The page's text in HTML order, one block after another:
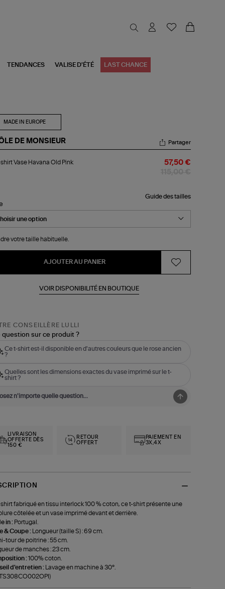
TENDANCES VALISE D'ÉTÉ LAST CHANCE
MADE IN EUROPE
DE MONSIEUR Partager
Vase Havana Old Pink 57,50 €
Guide des tailles
votre taille habituelle.
AJOUTER AU PANIER
VOIR DISPONIBILITÉ EN BOUTIQUE
CONSEILLÈRE LULLI
question sur ce produit ?
Ce t-shirt est-il disponible en d'autres couleurs que le rose ancien
?
Quelles sont les dimensions exactes du vase imprimé sur le t-
shirt ?
LIVRAISON
OFFERTE DÈS
150 €
RETOUR
OFFERT
PAIEMENT EN
3X,4X
fabriqué en tissu interlock 100 % coton, ce t-shirt présente une
côtelée et un vase imprimé devant et derrière.
in : Portugal.
& Coupe :
Longueur (taille S) : 69 cm.
tour de poitrine : 55 cm.
de manches : 23 cm.
:100% coton.
d'entretien :
Lavage en machine à 30°.